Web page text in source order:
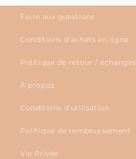
Foire aux questions
Conditions d'achats en ligne
Politique de retour / échanges
À propos
Conditions d'utilisation
Politique de remboursement
Vie Privée